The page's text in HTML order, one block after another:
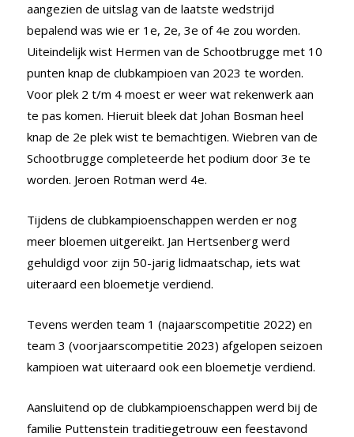
aangezien de uitslag van de laatste wedstrijd
bepalend was wie er 1e, 2e, 3e of 4e zou worden.
Uiteindelijk wist Hermen van de Schootbrugge met 10
punten knap de clubkampioen van 2023 te worden.
Voor plek 2 t/m 4 moest er weer wat rekenwerk aan
te pas komen. Hieruit bleek dat Johan Bosman heel
knap de 2e plek wist te bemachtigen. Wiebren van de
Schootbrugge completeerde het podium door 3e te
worden. Jeroen Rotman werd 4e.
Tijdens de clubkampioenschappen werden er nog
meer bloemen uitgereikt. Jan Hertsenberg werd
gehuldigd voor zijn 50-jarig lidmaatschap, iets wat
uiteraard een bloemetje verdiend.
Tevens werden team 1 (najaarscompetitie 2022) en
team 3 (voorjaarscompetitie 2023) afgelopen seizoen
kampioen wat uiteraard ook een bloemetje verdiend.
Aansluitend op de clubkampioenschappen werd bij de
familie Puttenstein traditiegetrouw een feestavond